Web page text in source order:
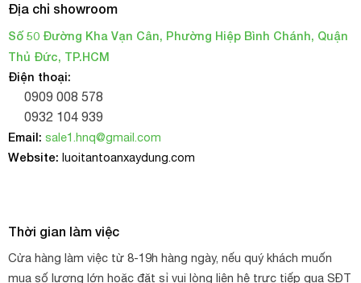
Địa chỉ showroom
Số 50 Đường Kha Vạn Cân, Phường Hiệp Bình Chánh, Quận
Thủ Đức, TP.HCM
Điện thoại:
0909 008 578
0932 104 939
Email: sale1.hnq@gmail.com
Website: luoitantoanxaydung.com
Thời gian làm việc
Cửa hàng làm việc từ 8-19h hàng ngày, nếu quý khách muốn
mua số lượng lớn hoặc đặt sỉ vui lòng liên hệ trực tiếp qua SĐT